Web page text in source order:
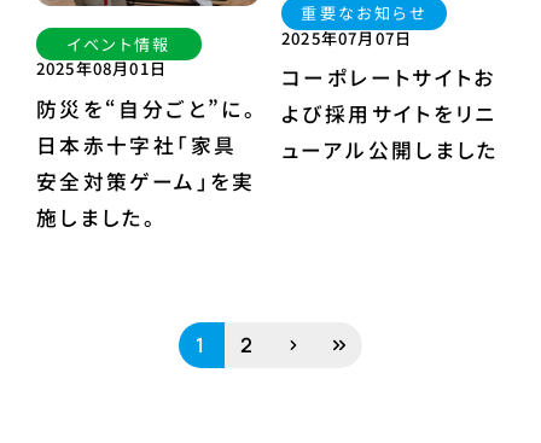
防災を“自分ごと”に。
日本赤十字社「家具
安全対策ゲーム」を実
施しました。
イベント情報
2025年08月01日
コーポレートサイトお
よび採用サイトをリニ
ューアル公開しました
重要なお知らせ
2025年07月07日
1 2